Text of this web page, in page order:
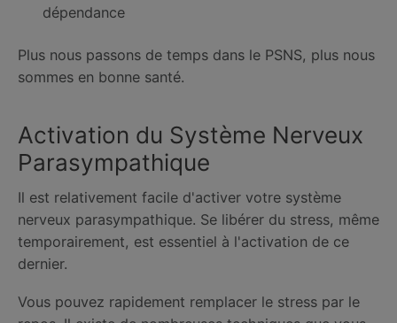
dépendance
Plus nous passons de temps dans le PSNS, plus nous
sommes en bonne santé.
Activation du Système Nerveux
Parasympathique
Il est relativement facile d'activer votre système
nerveux parasympathique. Se libérer du stress, même
temporairement, est essentiel à l'activation de ce
dernier.
Vous pouvez rapidement remplacer le stress par le